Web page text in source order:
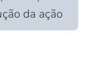
da ação